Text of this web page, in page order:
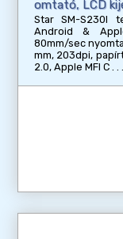
omtató, LCD
Star SM-S230I
Android &
80mm/sec
mm, 203dpi,
2.0, Apple MFI C